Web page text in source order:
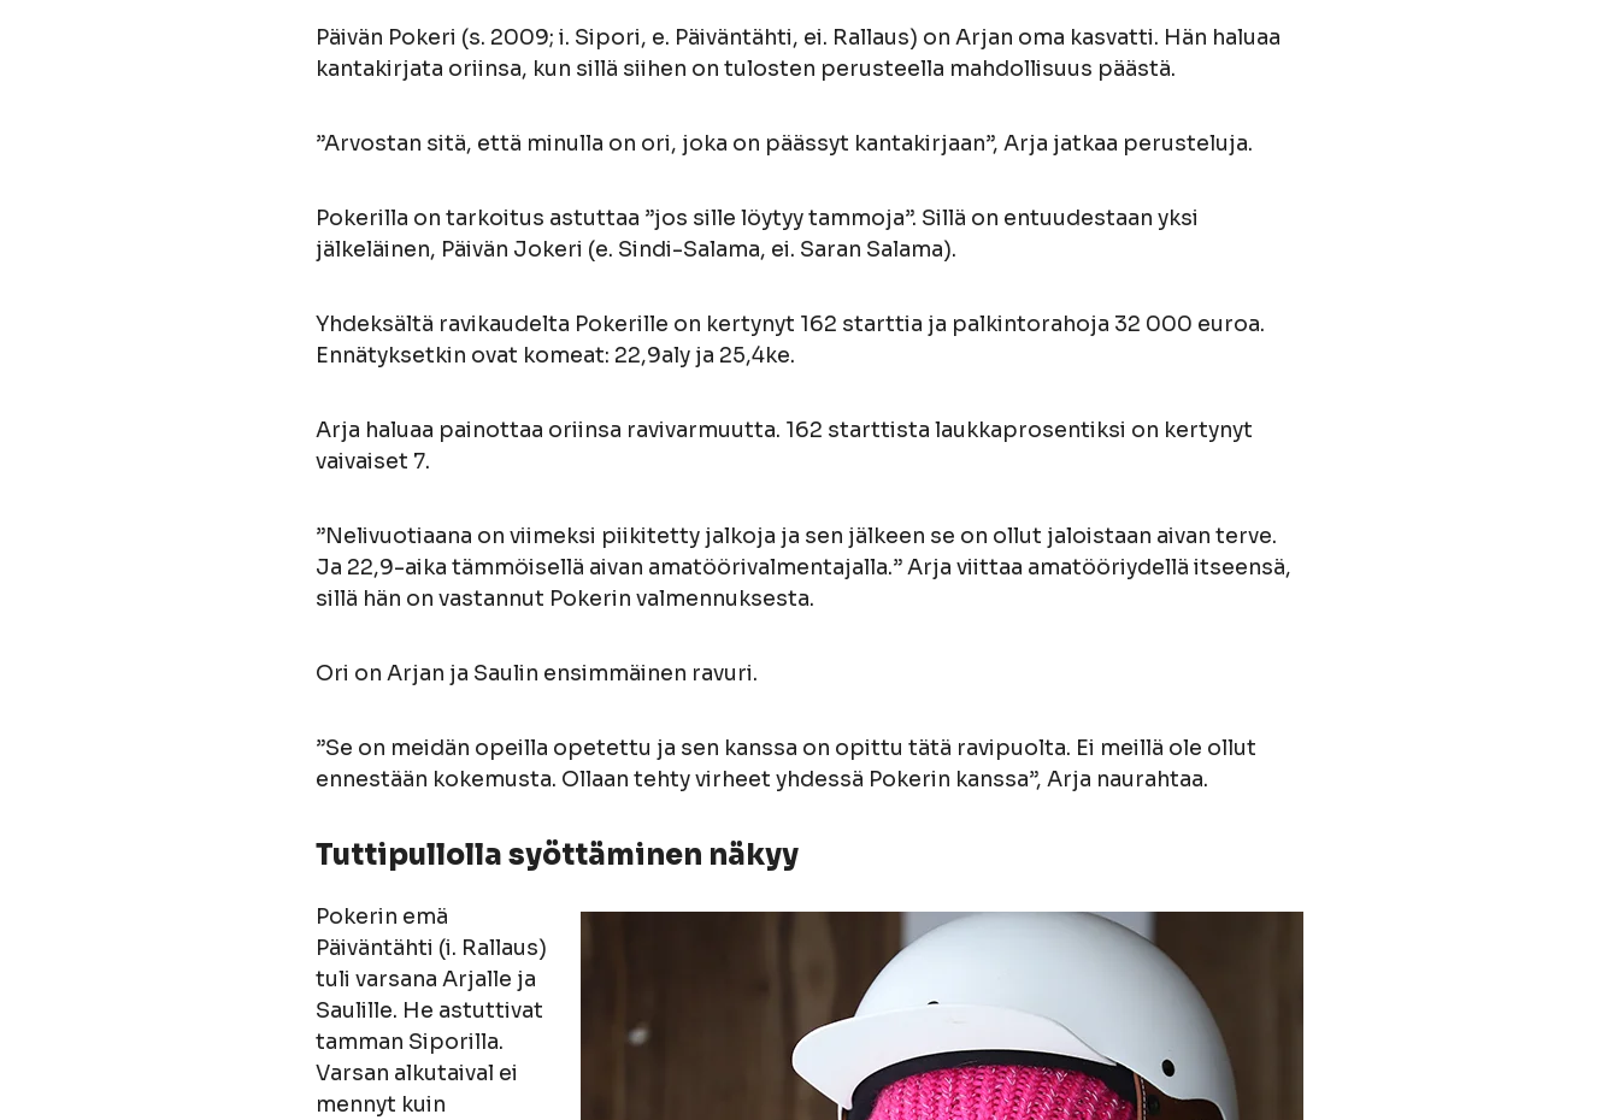
Päivän Pokeri (s. 2009; i. Sipori, e. Päiväntähti, ei. Rallaus) on Arjan oma kasvatti. Hän haluaa
kantakirjata oriinsa, kun sillä siihen on tulosten perusteella mahdollisuus päästä.
”Arvostan sitä, että minulla on ori, joka on päässyt kantakirjaan”, Arja jatkaa perusteluja.
Pokerilla on tarkoitus astuttaa ”jos sille löytyy tammoja”. Sillä on entuudestaan yksi
jälkeläinen, Päivän Jokeri (e. Sindi-Salama, ei. Saran Salama).
Yhdeksältä ravikaudelta Pokerille on kertynyt 162 starttia ja palkintorahoja 32 000 euroa.
Ennätyksetkin ovat komeat: 22,9aly ja 25,4ke.
Arja haluaa painottaa oriinsa ravivarmuutta. 162 starttista laukkaprosentiksi on kertynyt
vaivaiset 7.
”Nelivuotiaana on viimeksi piikitetty jalkoja ja sen jälkeen se on ollut jaloistaan aivan terve.
Ja 22,9-aika tämmöisellä aivan amatöörivalmentajalla.” Arja viittaa amatööriydellä itseensä,
sillä hän on vastannut Pokerin valmennuksesta.
Ori on Arjan ja Saulin ensimmäinen ravuri.
”Se on meidän opeilla opetettu ja sen kanssa on opittu tätä ravipuolta. Ei meillä ole ollut
ennestään kokemusta. Ollaan tehty virheet yhdessä Pokerin kanssa”, Arja naurahtaa.
Tuttipullolla syöttäminen näkyy
Pokerin emä
Päiväntähti (i. Rallaus)
tuli varsana Arjalle ja
Saulille. He astuttivat
tamman Siporilla.
Varsan alkutaival ei
mennyt kuin